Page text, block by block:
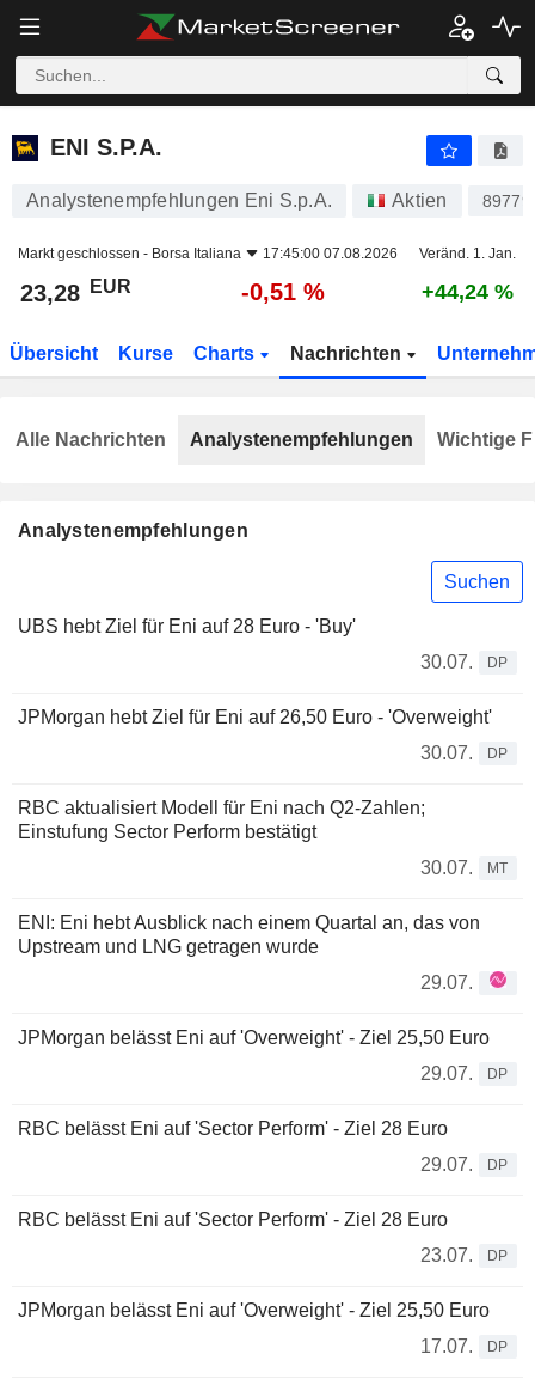
ENI S.P.A.
ENI S.P.A.
Analystenempfehlungen Eni S.p.A. Aktien
Markt geschlossen - Borsa Italiana 17:45:00 07.08.2026 Veränd. 1. Jan.
23,28 EUR -0,51 % +44,24 %
Übersicht Kurse Charts Nachrichten
Analystenempfehlungen
Suchen
UBS hebt Ziel für Eni auf 28 Euro - 'Buy'
30.07.
DP
JPMorgan hebt Ziel für Eni auf 26,50 Euro - 'Overweight'
30.07.
DP
RBC aktualisiert Modell für Eni nach Q2-Zahlen;
Einstufung Sector Perform bestätigt
30.07.
MT
ENI: Eni hebt Ausblick nach einem Quartal an, das von
Upstream und LNG getragen wurde
29.07.
JPMorgan belässt Eni auf 'Overweight' - Ziel 25,50 Euro
29.07.
DP
RBC belässt Eni auf 'Sector Perform' - Ziel 28 Euro
29.07.
DP
RBC belässt Eni auf 'Sector Perform' - Ziel 28 Euro
23.07.
DP
JPMorgan belässt Eni auf 'Overweight' - Ziel 25,50 Euro
17.07.
DP
Alle Nachrichten Analystenempfehlungen Wichtige